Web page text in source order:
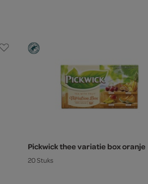
Pickwick thee variatie box oranje
20 Stuks